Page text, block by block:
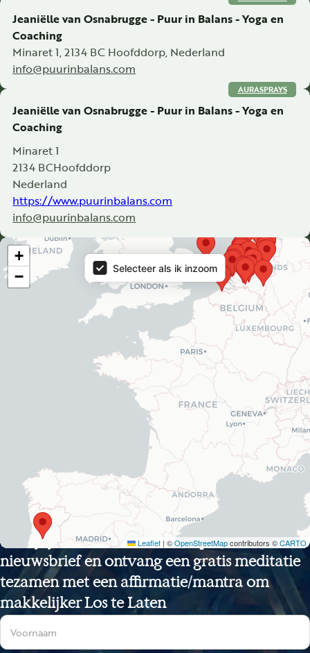
Jeaniëlle van Osnabrugge - Puur in Balans - Yoga en
Coaching
Minaret 1, 2134 BC Hoofddorp, Nederland
info@puurinbalans.com
Jeaniëlle van Osnabrugge - Puur in Balans - Yoga en
Coaching
Minaret 1
2134 BCHoofddorp
Nederland
https://www.puurinbalans.com
info@puurinbalans.com
AURASPRAYS
Map
+
−
Leaflet | ©OpenStreetMapcontributors ©CARTO
Selecteer als ik inzoom
Schrijf je in voor de DNA-frequenties
nieuwsbrief en ontvang een gratis meditatie
tezamen met een affirmatie/mantra om
makkelijker Los te Laten
Sectie